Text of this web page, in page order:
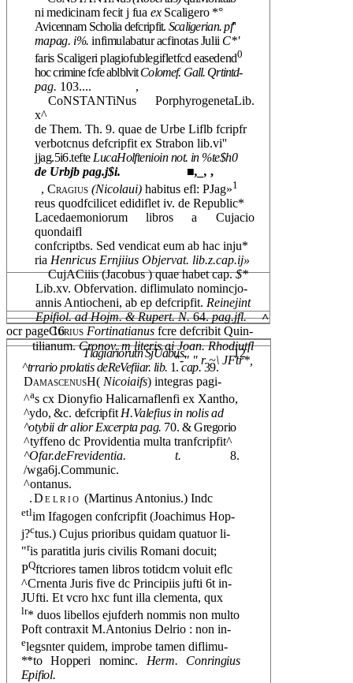
ni medicinam fecit j fua ex Scaligero *°
Avicennam Scholia defcripfit. Scaligerian. pf''
mapag. i%.infimulabatur acfinotas Julii C*'
faris Scaligeri plagiofublegifletfcd easedend0
hoc crimine fcfe ablblvitColomef. Gall. Qrtintd-
pag. 103....
,
CoNSTANTiNus PorphyrogenetaLib.
x^
de Them. Th. 9. quae de Urbe Liflb fcripfr
verbotcnus defcripfit ex Strabon lib.vi''
jjag.5i6.tefte LucaHolftenioin not. in %te$h0
de Urbjb pag.j$i.
■,_,,
, Cragius (Nicolaui) habitus efl: PJag»1
reus quodfcilicet edidiflet iv. de Republic*
Lacedaemoniorum libros a Cujacio
quondaifl
confcriptbs. Sed vendicat eum ab hac inju*
ria Henricus Ernjiius Objervat. lib.z.cap.ij»
CujACiiis (Jacobus ) quae habet cap.$*
Lib.xv. Obfervation. diflimulato nomincjo-
annis Antiocheni, ab ep defcripfit. Reinejint
Epifiol. ad Hojm. & Rupert. N.64.pag.jfl.
Curius Fortinatianusfcre defcribit Quin-
tilianum.Cronov. m literis ai Joan. Rhodiutfl
"-" " r ~\ JFtr*,
^
ocr page 16
Tlagiariorutn SjUabus.
12
^trrario prolatis deReVefiiar. lib. 1.cap.39.
DamascenusH( Nicoiaifs) integras pagi-
^as cx Dionyfio Halicarnaflenfi ex Xantho,
^ydo, &c. defcripfit H.Valefius in nolis ad
^otybii dr alior Excerpta pag. 70. & Gregorio
^tyffeno dc Providentia multa tranfcripfit^
^Ofar.deFrevidentia. t.8.
/wga6j.Communic.
^ontanus.
.Delrio (Martinus Antonius.) Indc
etlim Ifagogen confcripfit (Joachimus Hop-
j?ctus.) Cujus prioribus quidam quatuor li-
"ris paratitla juris civilis Romani docuit;
PQftcriores tamen libros totidcm voluit eflc
^Crnenta Juris five dc Principiis jufti 6t in-
JUfti. Et vcro hxc funt illa clementa, qux
lr* duos libellos ejufderh nommis non multo
Poft contraxit M.Antonius Delrio : non in-
elegsnter quidem, improbe tamen diflimu-
**to Hopperi nominc. Herm. Conringius
Epifiol.